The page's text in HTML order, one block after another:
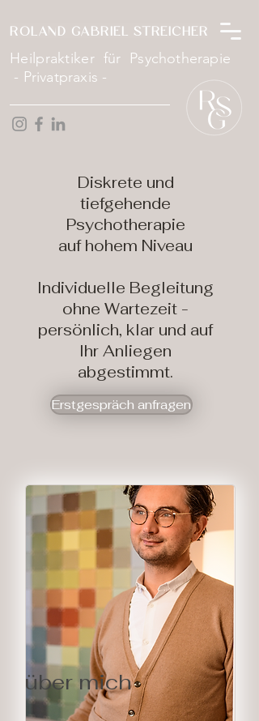
Heilpraktiker für Psychotherapie
- Privatpraxis -
ROLAND GABRIEL STREICHER
Diskrete und
tiefgehende
Psychotherapie
auf hohem Niveau
Individuelle Begleitung
ohne Wartezeit -
persönlich, klar und auf
Ihr Anliegen
abgestimmt.
Erstgespräch anfragen
über mich